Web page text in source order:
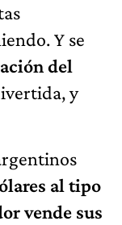
Y se
del
y
al tipo
vende sus